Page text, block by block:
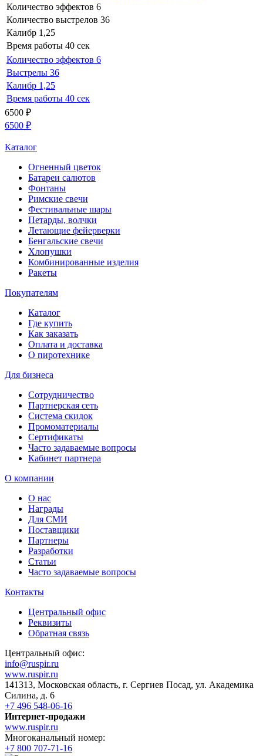
Количество эффектов 6
Количество выстрелов 36
Калибр 1,25
Время работы 40 сек
Количество эффектов 6
Выстрелы 36
Калибр 1,25
Время работы 40 сек
6500 ₽
6500 ₽
Каталог
Огненный цветок
Батареи салютов
Фонтаны
Римские свечи
Фестивальные шары
Петарды, волчки
Летающие фейерверки
Бенгальские свечи
Хлопушки
Комбинированные изделия
Ракеты
Покупателям
Каталог
Где купить
Как заказать
Оплата и доставка
О пиротехнике
Для бизнеса
Сотрудничество
Партнерская сеть
Система скидок
Промоматериалы
Сертификаты
Часто задаваемые вопросы
Кабинет партнера
О компании
О нас
Награды
Для СМИ
Поставщики
Партнеры
Разработки
Статьи
Часто задаваемые вопросы
Контакты
Центральный офис
Реквизиты
Обратная связь
Центральный офис:
info@ruspir.ru
www.ruspir.ru
141313, Московская область, г. Сергиев Посад, ул. Академика
Силина, д. 6
+7 496 548-06-16
Интернет-продажи
www.ruspir.ru
Многоканальный номер:
+7 800 707-71-16